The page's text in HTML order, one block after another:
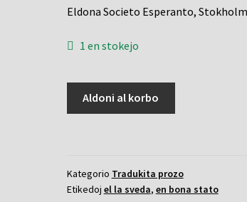
Eldona Societo Esperanto,
1 en stokejo
kvanto
Aldoni al korbo
Kategorio Tradukita prozo
Etikedoj el la sveda, en bona stato